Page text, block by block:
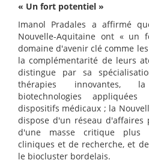
« Un fort potentiel »
Imanol Pradales a affirmé
Nouvelle-Aquitaine ont « un
domaine d'avenir clé comme
la complémentarité de leurs
distingue par sa
thérapies innovantes,
biotechnologies
dispositifs médicaux ; la
dispose d'un réseau
d'une masse critique plus
cliniques et de recherche, et
le biocluster bordelais.